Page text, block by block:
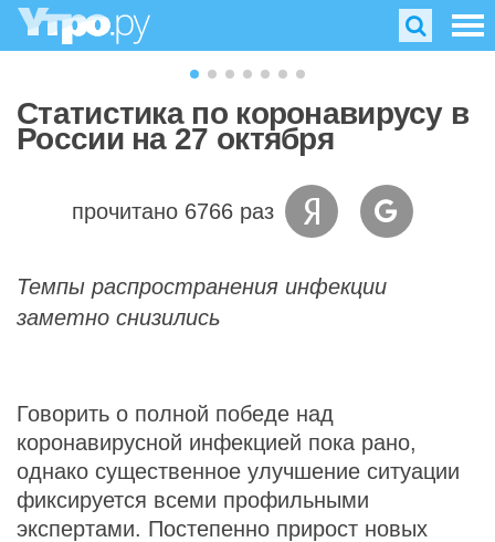
Статистика по коронавирусу в
России на 27 октября
прочитано 6766 раз
Темпы распространения инфекции
заметно снизились
Говорить о полной победе над
коронавирусной инфекцией пока рано,
однако существенное улучшение ситуации
фиксируется всеми профильными
экспертами. Постепенно прирост новых